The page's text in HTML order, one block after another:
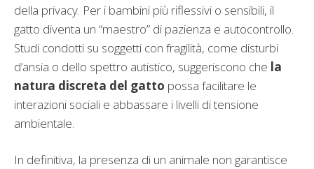
della privacy. Per i bambini più riflessivi o sensibili, il
gatto diventa un “maestro” di pazienza e autocontrollo.
Studi condotti su soggetti con fragilità, come disturbi
d’ansia o dello spettro autistico, suggeriscono che la
natura discreta del gatto possa facilitare le
interazioni sociali e abbassare i livelli di tensione
ambientale.
In definitiva, la presenza di un animale non garantisce